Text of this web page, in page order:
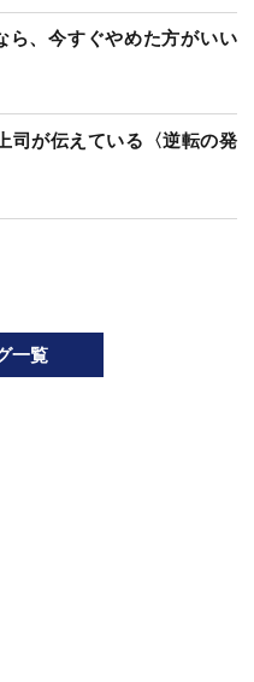
ら、今すぐやめた方がいい
司が伝えている〈逆転の発
一覧